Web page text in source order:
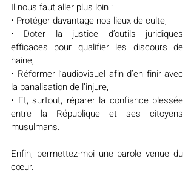
Il nous faut aller plus loin :
• Protéger davantage nos lieux de culte,
• Doter la justice d’outils juridiques
efficaces pour qualifier les discours de
haine,
• Réformer l’audiovisuel afin d’en finir avec
la banalisation de l’injure,
• Et, surtout, réparer la confiance blessée
entre la République et ses citoyens
musulmans.
Enfin, permettez-moi une parole venue du
cœur.